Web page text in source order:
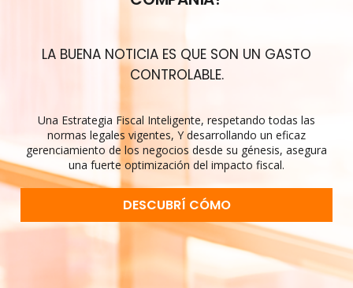
LA BUENA NOTICIA ES QUE SON UN GASTO
CONTROLABLE.
Una Estrategia Fiscal Inteligente, respetando todas las
normas legales vigentes, Y desarrollando un eficaz
gerenciamiento de los negocios desde su génesis, asegura
una fuerte optimización del impacto fiscal.
DESCUBRÍ CÓMO